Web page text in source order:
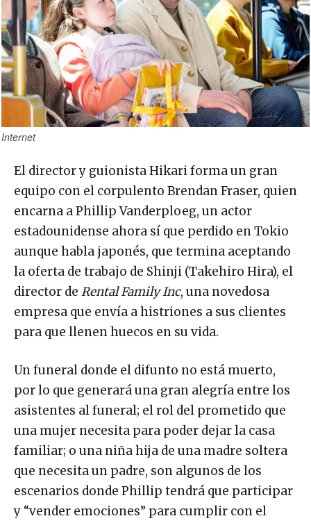
Internet
El director y guionista Hikari forma un gran
equipo con el corpulento Brendan Fraser, quien
encarna a Phillip Vanderploeg, un actor
estadounidense ahora sí que perdido en Tokio
aunque habla japonés, que termina aceptando
la oferta de trabajo de Shinji (Takehiro Hira), el
director de Rental Family Inc, una novedosa
empresa que envía a histriones a sus clientes
para que llenen huecos en su vida.
Un funeral donde el difunto no está muerto,
por lo que generará una gran alegría entre los
asistentes al funeral; el rol del prometido que
una mujer necesita para poder dejar la casa
familiar; o una niña hija de una madre soltera
que necesita un padre, son algunos de los
escenarios donde Phillip tendrá que participar
y “vender emociones” para cumplir con el